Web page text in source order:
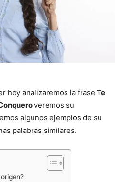
hoy analizaremos la frase Te
veremos su
algunos ejemplos de su
palabras similares.